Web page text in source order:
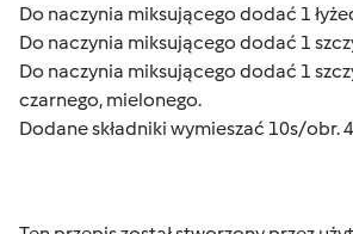
Do naczynia miksującego dodać 1
Do naczynia miksującego dodać 1
Do naczynia miksującego dodać 1
czarnego, mielonego.
Dodane składniki wymieszać 10s/obr. 4